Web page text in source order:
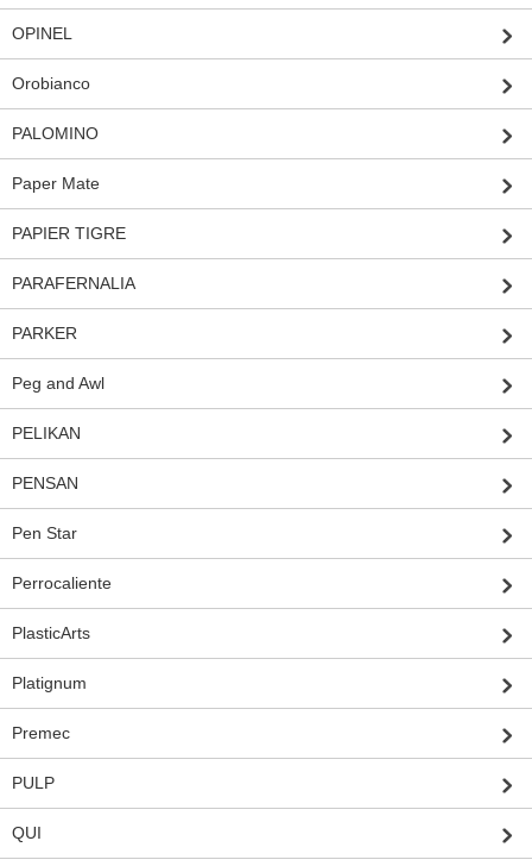
OPINEL
Orobianco
PALOMINO
Paper Mate
PAPIER TIGRE
PARAFERNALIA
PARKER
Peg and Awl
PELIKAN
PENSAN
Pen Star
Perrocaliente
PlasticArts
Platignum
Premec
PULP
QUI